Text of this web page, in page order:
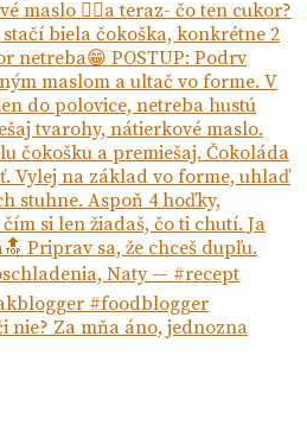
nie? Za mňa áno, jednozna